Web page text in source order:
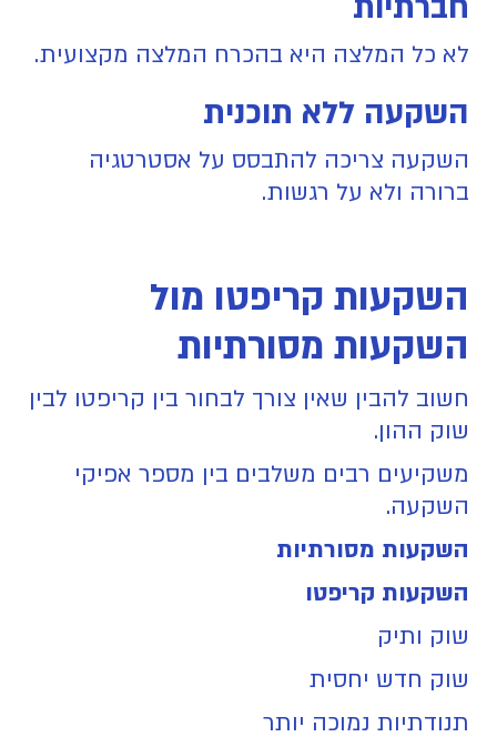
לא כל המלצה היא בהכרח המלצה מקצועית.
השקעה ללא תוכנית
השקעה צריכה להתבסס על אסטרטגיה
ברורה ולא על רגשות.
השקעות קריפטו מול
השקעות מסורתיות
חשוב להבין שאין צורך לבחור בין קריפטו לבין
שוק ההון.
משקיעים רבים משלבים בין מספר אפיקי
השקעה.
השקעות מסורתיות
השקעות קריפטו
שוק ותיק
שוק חדש יחסית
תנודתיות נמוכה יותר